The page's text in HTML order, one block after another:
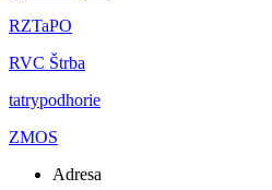
RZTaPO
RVC Štrba
tatrypodhorie
ZMOS
Adresa